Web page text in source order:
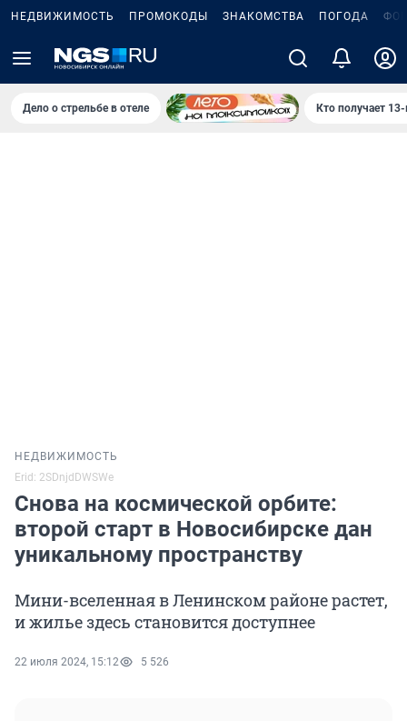
НЕДВИЖИМОСТЬ ПРОМОКОДЫ ЗНАКОМСТВА ПОГОДА
Дело о стрельбе в отеле Кто получает
НЕДВИЖИМОСТЬ
Erid: 2SDnjdDWSWe
Снова на космической орбите:
второй старт в Новосибирске дан
уникальному пространству
Мини-вселенная в Ленинском районе растет,
и жилье здесь становится доступнее
22 июля 2024, 15:12 5 526